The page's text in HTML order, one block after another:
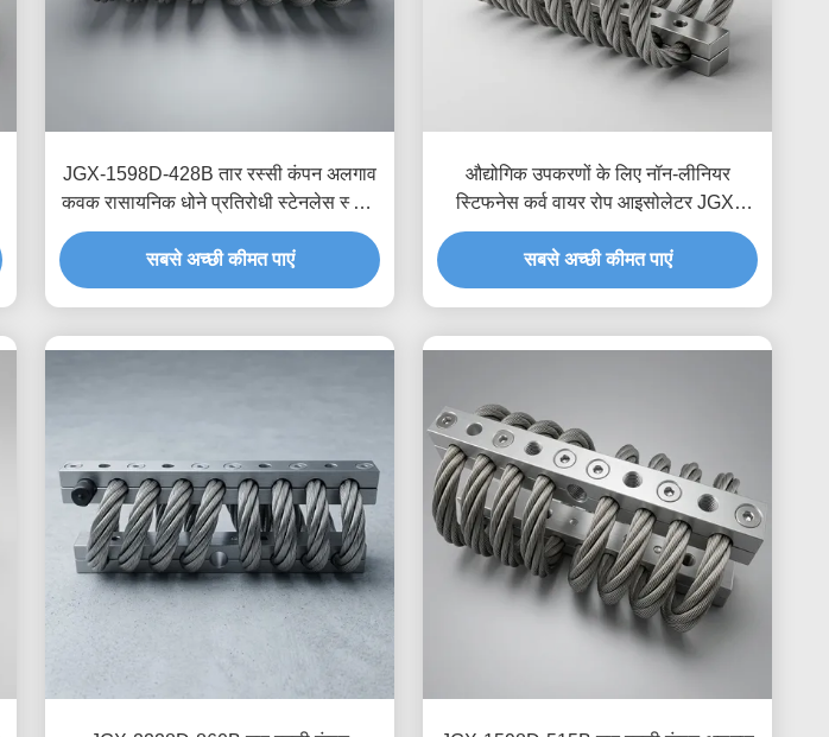
JGX-1598D-428B तार रस्सी कंपन अलगाव
कवक रासायनिक धोने प्रतिरोधी स्टेनलेस स्टील
अलगाव माउंट
सबसे अच्छी कीमत पाएं
औद्योगिक उपकरणों के लिए नॉन-लीनियर
स्टिफनेस कर्व वायर रोप आइसोलेटर JGX-
2228D-665B इको-फ्रेंडली ऑल-मेटल माउंट
सबसे अच्छी कीमत पाएं